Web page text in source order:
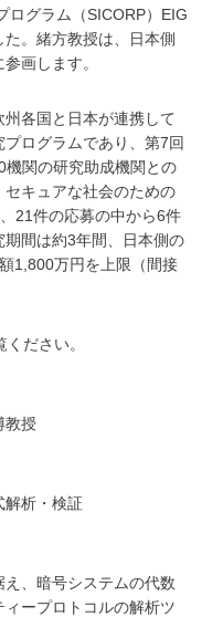
ログラム（SICORP）EIG
。緒方教授は、日本側
画します。
各国と日本が連携して
ログラムであり、第7回
機関の研究助成機関との
キュアな社会のための
21件の応募の中から6件
間は約3年間、日本側の
1,800万円を上限（間接
ください。
教授
析・検証
、暗号システムの代数
ープロトコルの解析ツ